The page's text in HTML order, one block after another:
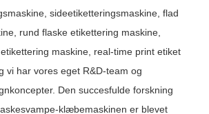
sideetiketteringsmaskine, flad
rund flaske etikettering maskine,
maskine, real-time print etiket
vi har vores eget R&D-team og
Den succesfulde forskning
klæbemaskinen er blevet